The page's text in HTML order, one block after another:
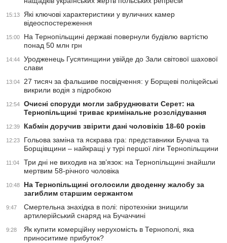
15:13
Які ключові характеристики у вуличних камер
відеоспостереження
15:00
На Тернопільщині державі повернули будівлю вартістю
понад 50 млн грн
14:44
Уродженець Гусятинщини увійде до Зали світової шахової
слави
13:04
27 тисяч за фальшиве посвідчення: у Борщеві поліцейські
викрили водія з підробкою
12:54
Очисні споруди могли забруднювати Серет: на
Тернопільщині триває кримінальне розслідування
12:39 Кабмін доручив звірити дані чоловіків 18-60 років
12:23
Гольова заміна та яскрава гра: представники Бучача та
Борщівщини – найкращі у турі першої ліги Тернопільщини
11:04
Три дні не виходив на зв’язок: на Тернопільщині знайшли
мертвим 58-річного чоловіка
10:48
На Тернопільщині оголосили дводенну жалобу за
загиблим старшим сержантом
9:47
Смертельна знахідка в полі: піротехніки знищили
артилерійський снаряд на Бучаччині
9:28
Як купити комерційну нерухомість в Тернополі, яка
приноситиме прибуток?